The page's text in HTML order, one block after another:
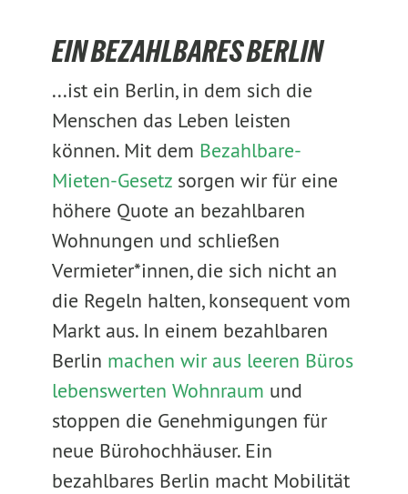
EIN BEZAHLBARES BERLIN
...ist ein Berlin, in dem sich die
Menschen das Leben leisten
können. Mit dem Bezahlbare-
Mieten-Gesetzsorgen wir für eine
höhere Quote an bezahlbaren
Wohnungen und schließen
Vermieter*innen, die sich nicht an
die Regeln halten, konsequent vom
Markt aus. In einem bezahlbaren
Berlin machen wir aus leeren Büros
lebenswerten Wohnraum und
stoppen die Genehmigungen für
neue Bürohochhäuser. Ein
bezahlbares Berlin macht Mobilität